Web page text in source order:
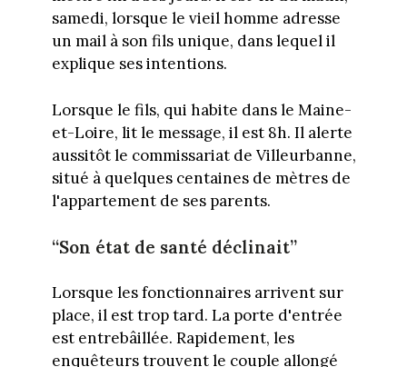
samedi, lorsque le vieil homme adresse
un mail à son fils unique, dans lequel il
explique ses intentions.
Lorsque le fils, qui habite dans le Maine-
et-Loire, lit le message, il est 8h. Il alerte
aussitôt le commissariat de Villeurbanne,
situé à quelques centaines de mètres de
l'appartement de ses parents.
“Son état de santé déclinait”
Lorsque les fonctionnaires arrivent sur
place, il est trop tard. La porte d'entrée
est entrebâillée. Rapidement, les
enquêteurs trouvent le couple allongé